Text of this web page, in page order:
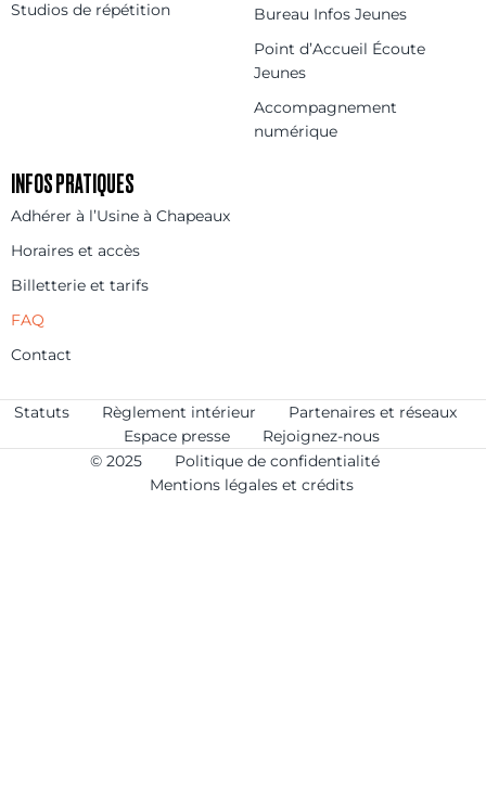
Studios de répétition
Bureau Infos Jeunes
Point d’Accueil Écoute
Jeunes
Accompagnement
numérique
INFOS PRATIQUES
Adhérer à l’Usine à Chapeaux
Horaires et accès
Billetterie et tarifs
FAQ
Contact
Statuts Règlement intérieur
Partenaires et réseaux
Espace presse
Rejoignez-nous
© 2025
Politique de confidentialité
Mentions légales et crédits